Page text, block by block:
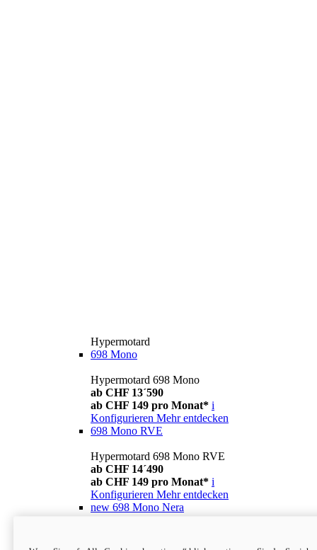
Hypermotard
698 Mono
Hypermotard 698 Mono
ab CHF 13´590
ab CHF 149 pro Monat* i
Konfigurieren Mehr entdecken
698 Mono RVE
Hypermotard 698 Mono RVE
ab CHF 14´490
ab CHF 149 pro Monat* i
Konfigurieren Mehr entdecken
new 698 Mono Nera
ab CHF 13´990